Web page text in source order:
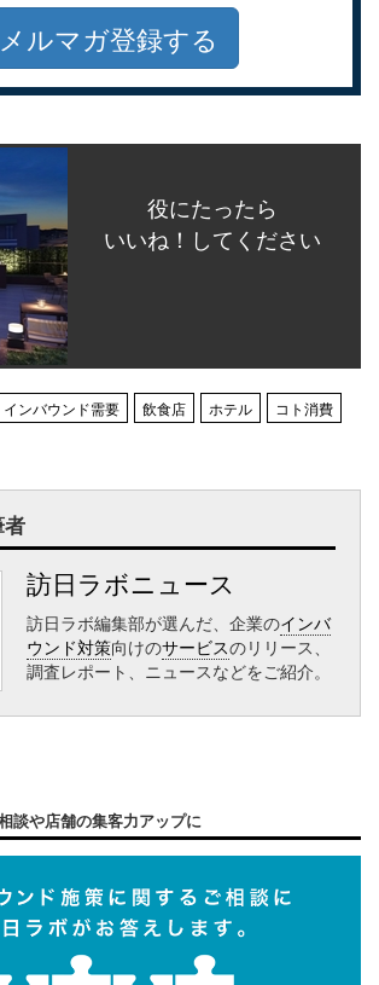
メルマガ登録する
役にたったら
いいね！してください
インバウンド需要 飲食店 ホテル
コト消費
者
訪日ラボニュース
訪日ラボ編集部が選んだ、企業のインバ
ウンド対策向けのサービスのリリース、
調査レポート、ニュースなどをご紹介。
談や店舗の集客力アップに